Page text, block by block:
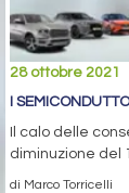
28 ottobre 2021
I
Il calo delle
diminuzione del
di Marco Torricelli